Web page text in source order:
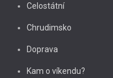
Celostátní
Chrudimsko
Doprava
Kam o víkendu?